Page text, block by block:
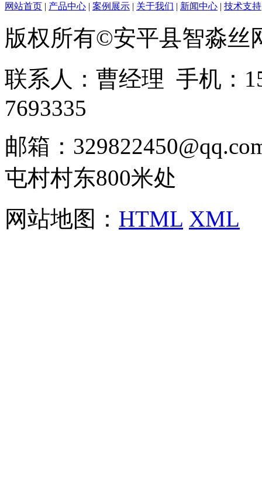
网站首页 | 产品中心 | 案例展示 | 关于我们 | 新闻中心 | 技术支持
版权所有©安平县智淼丝
联系人：曹经理 手机：
7693335
邮箱：
屯村村东800米处
网站地图： HTML XML